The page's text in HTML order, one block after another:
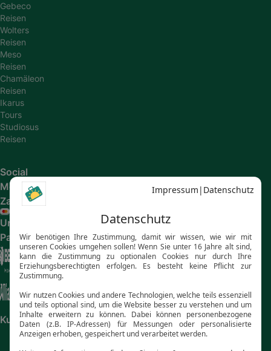
Gebeco
Reisen
Wolters
Reisen
Meso
Reisen
Chamäleon
Reisen
Ikarus
Tours
Studiosus
Reisen
Social
Media
Zahlungsarten
Unsere
Partner
Kundenbewertungen